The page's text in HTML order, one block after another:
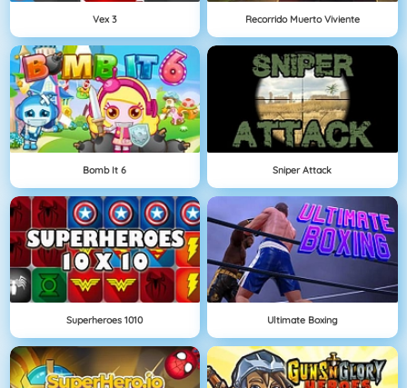
Vex 3 Recorrido Muerto Viviente
Bomb It 6 Sniper Attack
Superheroes 1010 Ultimate Boxing